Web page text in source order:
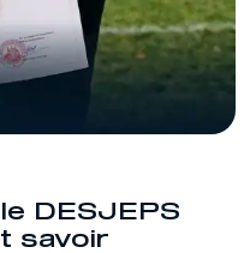
DESJEPS
savoir